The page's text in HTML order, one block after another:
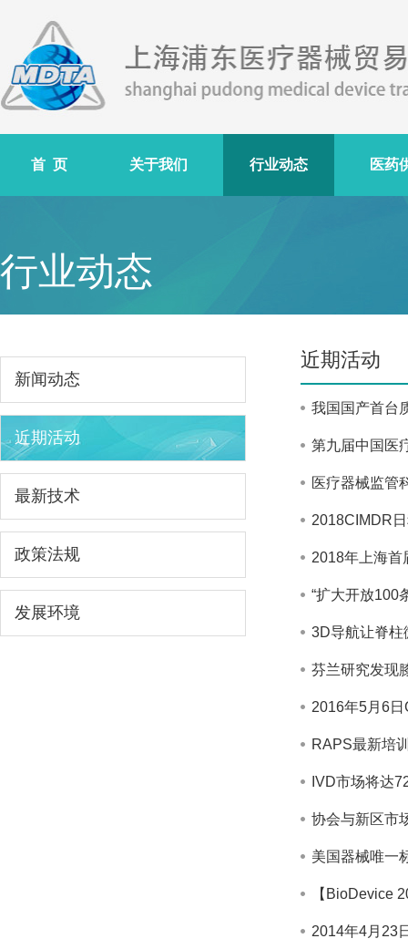
首 页 关于我们 行业动态 医药
行业动态
新闻动态
近期活动
最新技术
政策法规
发展环境
近期活动
我国国产首台
第九届中国医
医疗器械监管
2018CIMDR
2018年上海首
“扩大开放100
3D导航让脊柱
芬兰研究发现
2016年5月6
RAPS最新培
IVD市场将达
协会与新区市
美国器械唯一
【BioDevice
2014年4月23